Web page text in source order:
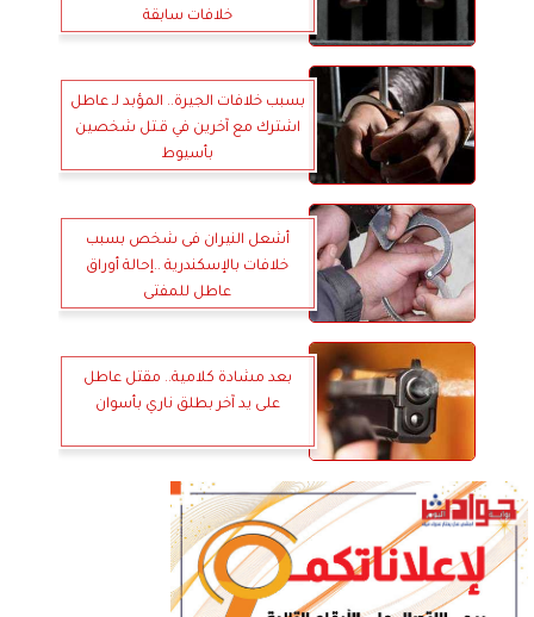
خلافات سابقة
بسبب خلافات الجيرة.. المؤبد لـ عاطل
اشترك مع آخرين في قـتل شخصين
بأسيوط
أشعل النيران فى شخص بسبب
خلافات بالإسكندرية ..إحالة أوراق
عاطل للمفتى
بعد مشادة كلامية.. مقتل عاطل
على يد آخر بطلق ناري بأسوان